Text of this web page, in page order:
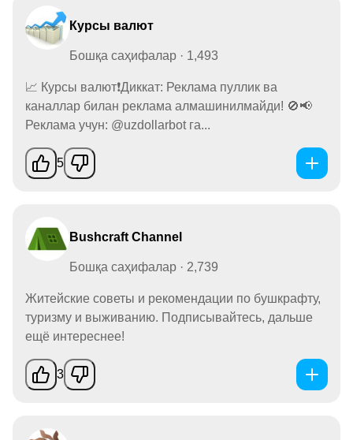
Курсы валют
Бошқа саҳифалар · 1,493
📈 Курсы валют❗️Диккат: Реклама пуллик ва
каналлар билан реклама алмашинилмайди! 🚫📢
Реклама учун: @uzdollarbot га...
5
Bushcraft Channel
Бошқа саҳифалар · 2,739
Житейские советы и рекомендации по бушкрафту,
туризму и выживанию. Подписывайтесь, дальше
ещё интереснее!
3